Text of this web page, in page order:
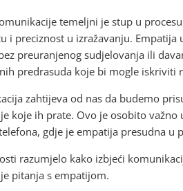
temeljni je stup u
i preciznost u izražavanju.
preuranjenog sudjelovanja ili
predrasuda koje bi mogle iskriviti
zahtijeva od nas da budemo
koje ih prate. Ovo je osobito
gdje je empatija presudna u
razumjelo kako izbjeći
pitanja s empatijom.